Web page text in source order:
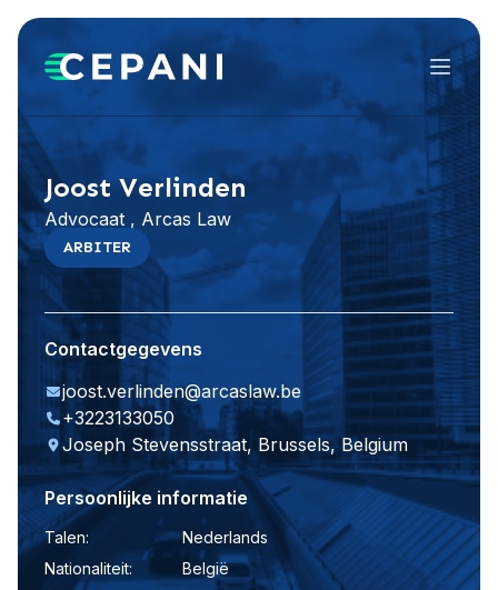
Menu
LinkedIn
Joost Verlinden
Advocaat , Arcas Law
ARBITER
Contactgegevens
joost.verlinden@arcaslaw.be
+3223133050
Joseph Stevensstraat, Brussels, Belgium
Persoonlijke informatie
Talen:
Nederlands
Nationaliteit:
België